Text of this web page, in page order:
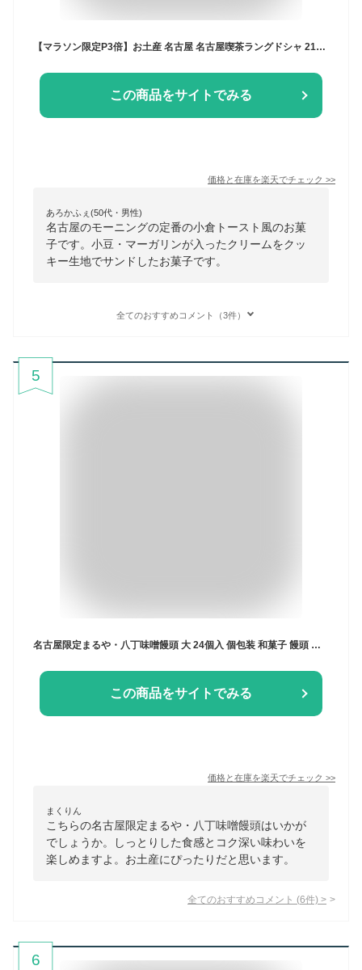
【マラソン限定P3倍】お土産 名古屋 名古屋喫茶ラングドシャ 21個 小倉 ラングドシャ クッキー 愛知 なごや あんこ 小倉 ラングドシャ 個包装 お土産 手土産 スイーツ お菓子 ナガトヤ 長登屋
この商品をサイトでみる
価格と在庫を楽天でチェック >>
あろかふぇ(50代・男性)
名古屋のモーニングの定番の小倉トースト風のお菓
子です。小豆・マーガリンが入ったクリームをクッ
キー生地でサンドしたお菓子です。
全てのおすすめコメント（3件）
5
名古屋限定まるや・八丁味噌饅頭 大 24個入 個包装 和菓子 饅頭 愛知 お土産 名古屋 ナガトヤ 長登屋
この商品をサイトでみる
価格と在庫を楽天でチェック >>
まくりん
こちらの名古屋限定まるや・八丁味噌饅頭はいかが
でしょうか。しっとりした食感とコク深い味わいを
楽しめますよ。お土産にぴったりだと思います。
全てのおすすめコメント (6件) >
6